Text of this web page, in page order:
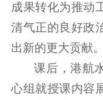
成果转化为推动
清气正的良好政
出新的更大贡献。
课后，港航
心组就授课内容